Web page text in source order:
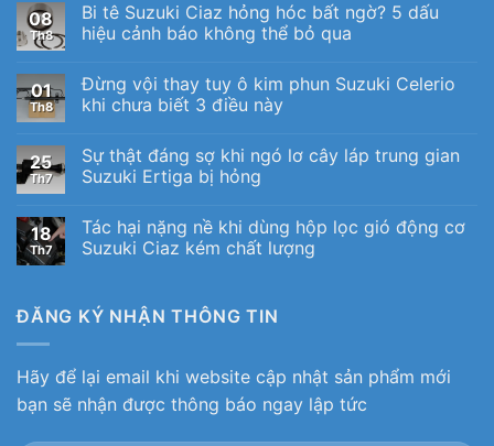
08
Th8
Bi tê Suzuki Ciaz hỏng hóc bất ngờ? 5 dấu
hiệu cảnh báo không thể bỏ qua
01
Th8
Đừng vội thay tuy ô kim phun Suzuki Celerio
khi chưa biết 3 điều này
25
Th7
Sự thật đáng sợ khi ngó lơ cây láp trung gian
Suzuki Ertiga bị hỏng
18
Th7
Tác hại nặng nề khi dùng hộp lọc gió động cơ
Suzuki Ciaz kém chất lượng
ĐĂNG KÝ NHẬN THÔNG TIN
Hãy để lại email khi website cập nhật sản phẩm mới
bạn sẽ nhận được thông báo ngay lập tức